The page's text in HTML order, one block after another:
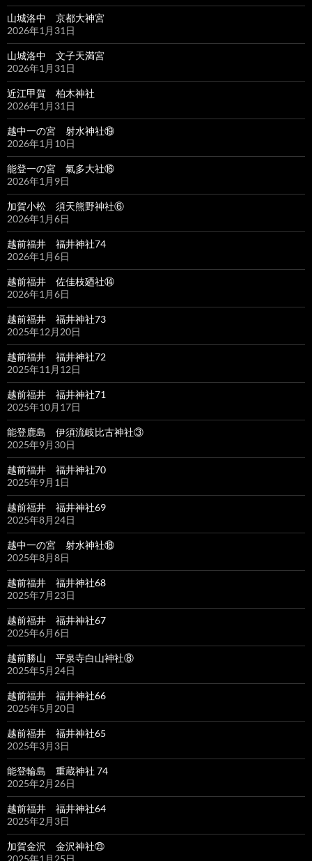
山城洛中 京都大神宮
2026年1月31日
山城洛中 文子天満宮
2026年1月31日
近江甲賀 柏木神社
2026年1月31日
越中一の宮 射水神社⑲
2026年1月10日
能登一の宮 氣多大社⑯
2026年1月9日
加賀小松 須天熊野神社⑥
2026年1月6日
越前福井 福井神社74
2026年1月6日
越前福井 佐佳枝廼社⑭
2026年1月6日
越前福井 福井神社73
2025年12月20日
越前福井 福井神社72
2025年11月12日
越前福井 福井神社71
2025年10月17日
能登鹿島 伊須流岐比古神社③
2025年9月30日
越前福井 福井神社70
2025年9月1日
越前福井 福井神社69
2025年8月24日
越中一の宮 射水神社⑱
2025年8月8日
越前福井 福井神社68
2025年7月23日
越前福井 福井神社67
2025年6月6日
越前勝山 平泉寺白山神社⑧
2025年5月24日
越前福井 福井神社66
2025年5月20日
越前福井 福井神社65
2025年3月3日
能登輪島 重蔵神社 74
2025年2月26日
越前福井 福井神社64
2025年2月3日
加賀金沢 金沢神社㉓